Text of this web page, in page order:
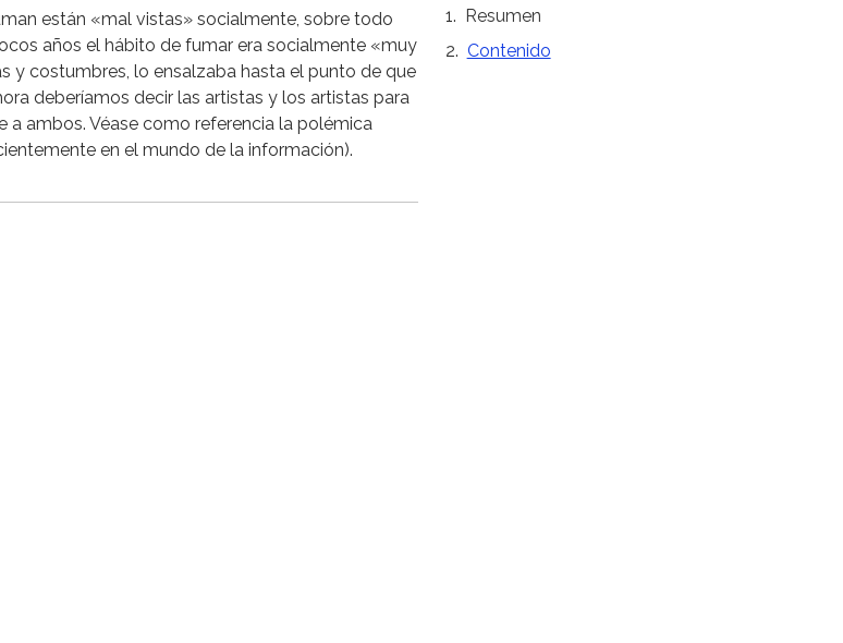
están «mal vistas» socialmente, sobre todo
años el hábito de fumar era socialmente «muy
y costumbres, lo ensalzaba hasta el punto de que
deberíamos decir las artistas y los artistas para
a ambos. Véase como referencia la polémica
en el mundo de la información).
Resumen
Contenido